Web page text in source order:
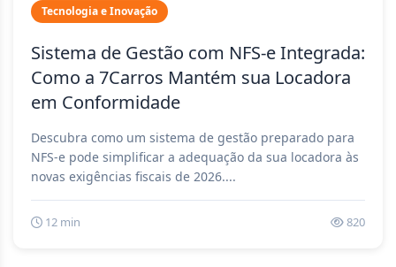
Tecnologia e Inovação
Sistema de Gestão com NFS-e Integrada:
Como a 7Carros Mantém sua Locadora
em Conformidade
Descubra como um sistema de gestão preparado para
NFS-e pode simplificar a adequação da sua locadora às
novas exigências fiscais de 2026....
12 min 820